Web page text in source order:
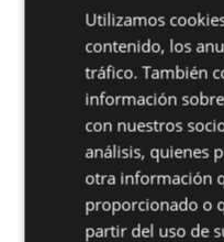
9625PG 6
¿Tienes
Solicitar
Utilizamos
contenido, los
tráfico. También
información
con nuestros
análisis, quienes
otra información
proporcionado o
partir del uso de